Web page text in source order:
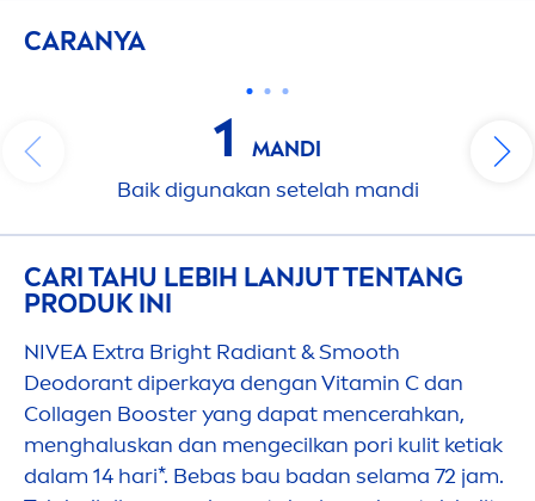
CARANYA
1
MANDI
Baik digunakan setelah mandi
CARI TAHU LEBIH LANJUT TENTANG
PRODUK INI
NIVEA Extra Bright Radiant & Smooth
Deodorant diperkaya denganVitamin C dan
Collagen Booster yang dapat mencerahkan,
menghaluskan dan mengecilkan pori kulit ketiak
dalam 14 hari*. Bebas bau badan selama 72 jam.